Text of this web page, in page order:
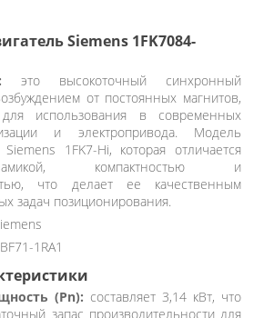
Siemens 1FK7084-
это высокоточный синхронный
от постоянных магнитов,
использования в современных
и электропривода. Модель
1FK7-Hi, которая отличается
компактностью и
что делает ее качественным
задач позиционирования.
1RA1
(Pn): составляет 3,14 кВт, что
запас производительности для